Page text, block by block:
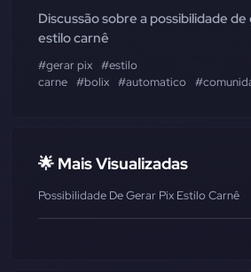
Discussão sobre a possibilidade
estilo carnê
#gerar pix #estilo
carne #bolix #automatico
🌟 Mais Visualizadas
Possibilidade De Gerar Pix Estilo Carnê